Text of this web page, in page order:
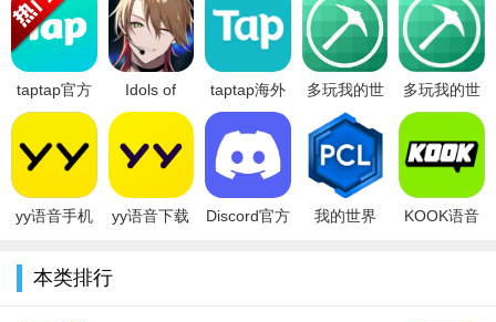
2、支持群内再分组，方便组织管理。将群内人员进行分组，
每个小组相当于一个小群。从上到下的管理模式，按照会员类
型、军团分配分组，人事管理效率大大提升，并且组内人员拥有
个性公会展示，快速找到属于自己的组织
3、独创主题模式。每个主题用于讨论统一指定内容，更快找
到属于自己的组织
4、聊天记录永久线上保存，随时随地翻查。服务器保存所有
聊天记录，您可以在任何一台电脑上登陆YY，查看群内全部聊天
记录。一切尽在您的掌握之中
taptap官方
正版下载免
子v2.96.3安
Idols of
Starlight官
载2025安卓
taptap海外
版下载2025
最新版
v3.56.7官方
版
多玩我的世
界盒子ios下
载最新苹果
版v2.6.0官
多玩我的世
界盒子修改
红包版v3.2
yy语音手机
v8.66.1安卓
yy语音下载
v8.66.1安卓
Discord官方
我的世界
KOOK语音
本类排行